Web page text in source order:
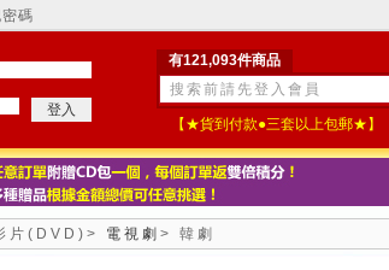
碼
有121,093件商品
【★貨到付款●三套以上包郵★】
片(DVD) > 電視劇 > 韓劇